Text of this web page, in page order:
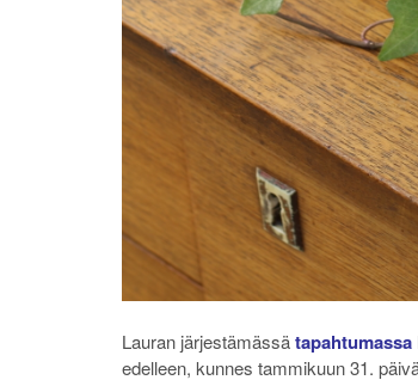
Lauran järjestämässätapahtumassa
edelleen, kunnes tammikuun 31.